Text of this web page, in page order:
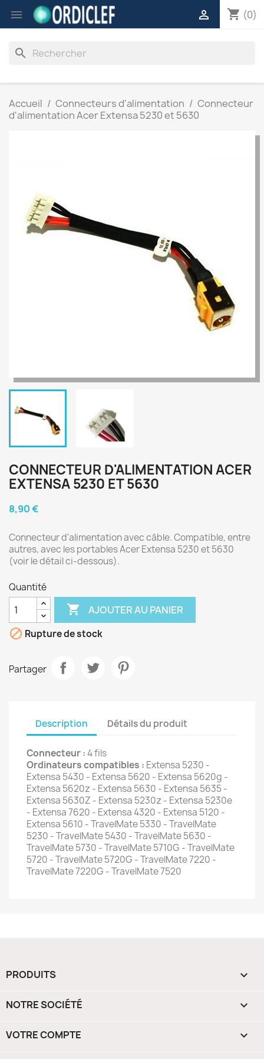
 shopping_cart (0)

search
Accueil Connecteurs d'alimentation
Connecteur
d'alimentation Acer Extensa 5230 et 5630
CONNECTEUR D'ALIMENTATION ACER
EXTENSA 5230 ET 5630
8,90 €
Connecteur d'alimentation avec câble. Compatible, entre
autres, avec les portables Acer Extensa 5230 et 5630
(voir le détail ci-dessous).
Quantité
 AJOUTER AU PANIER
 Rupture de stock
Partager
Description Détails du produit
Connecteur :4 fils
Ordinateurs compatibles : Extensa 5230 -
Extensa 5430 - Extensa 5620 - Extensa 5620g -
Extensa 5620z - Extensa 5630 - Extensa 5635 -
Extensa 5630Z - Extensa 5230z - Extensa 5230e
- Extensa 7620 - Extensa 4320 - Extensa 5120 -
Extensa 5610 - TravelMate 5330 - TravelMate
5230 - TravelMate 5430 - TravelMate 5630 -
TravelMate 5730 - TravelMate 5710G - TravelMate
5720 - TravelMate 5720G - TravelMate 7220 -
TravelMate 7220G - TravelMate 7520
PRODUITS 
NOTRE SOCIÉTÉ 
VOTRE COMPTE 